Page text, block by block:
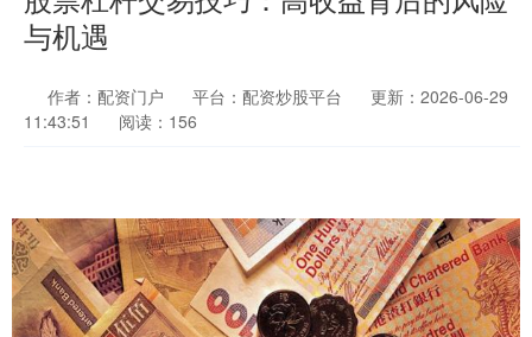
与机遇
作者：配资门户 平台：配资炒股平台
更新：2026-06-29
11:43:51
阅读：156